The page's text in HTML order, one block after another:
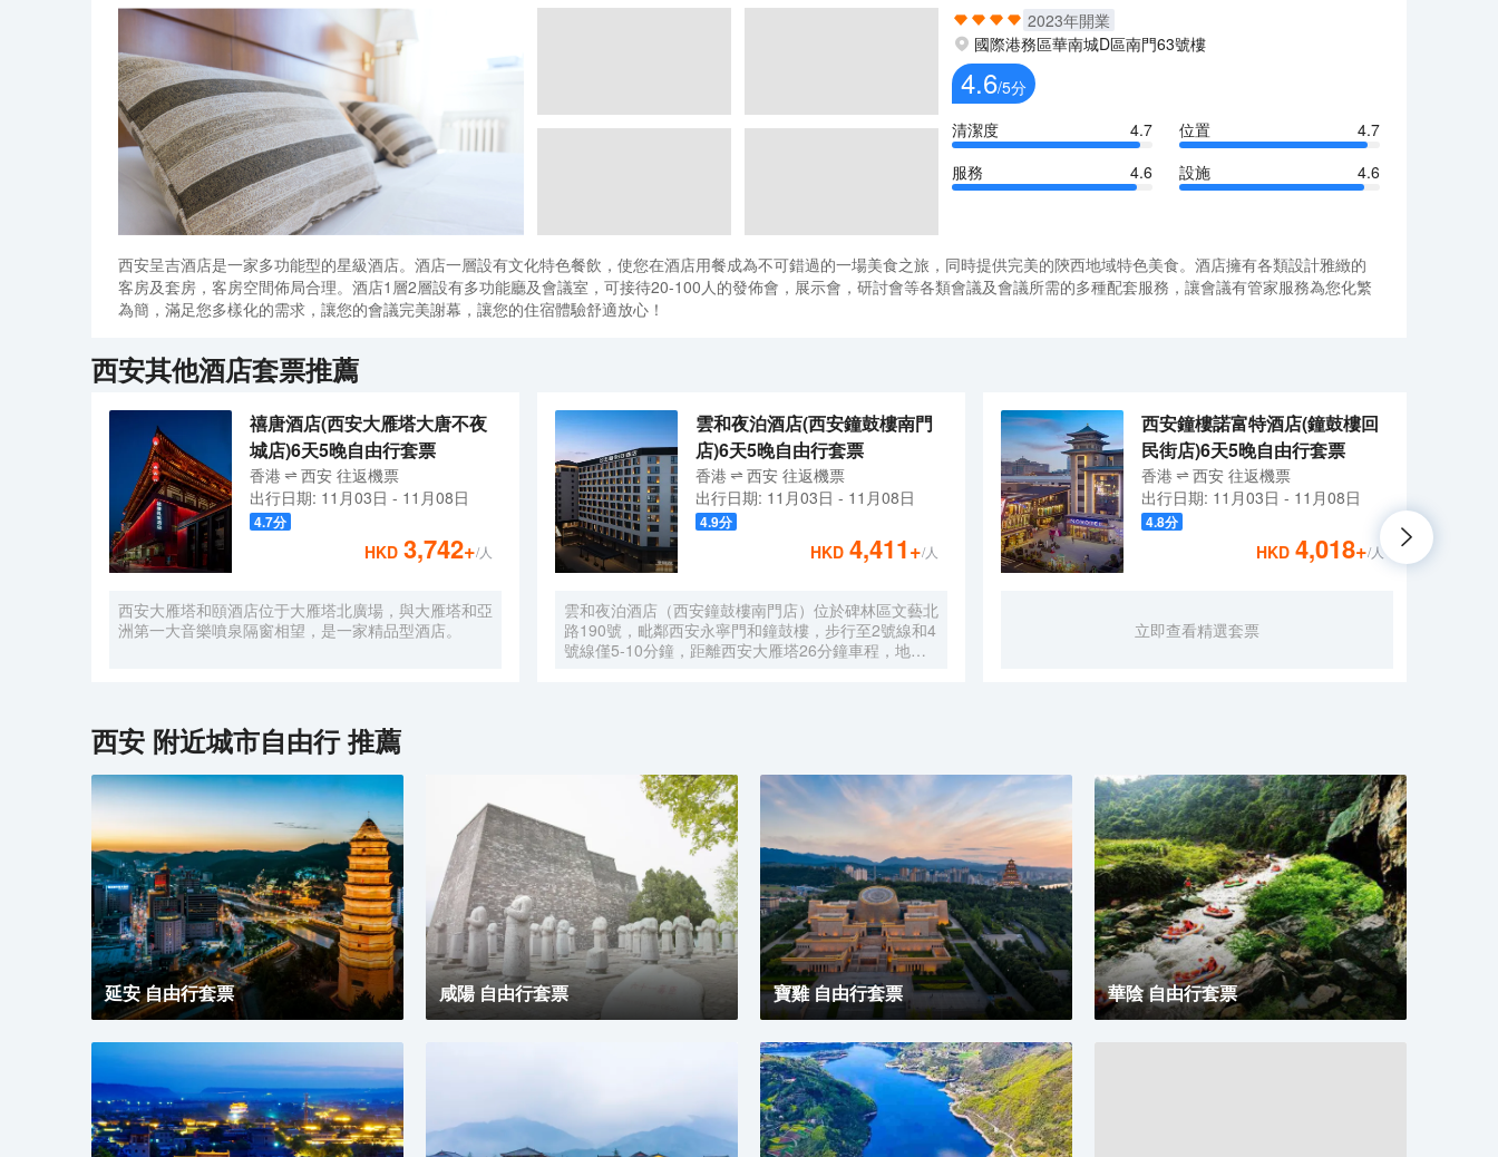
2023年開業
國際港務區華南城D區南門63號樓
4.6/5分
清潔度
4.7 位置
4.7
服務
4.6 設施 4.6
西安呈吉酒店是一家多功能型的星級酒店。酒店一層設有文化特色餐飲，使您在酒店用餐成為不可錯過的一場美食之旅，同時提供完美的陝西地域特色美食。酒店擁有各類設計雅緻的
客房及套房，客房空間佈局合理。酒店1層2層設有多功能廳及會議室，可接待20-100人的發佈會，展示會，研討會等各類會議及會議所需的多種配套服務，讓會議有管家服務為您化繁
為簡，滿足您多樣化的需求，讓您的會議完美謝幕，讓您的住宿體驗舒適放心！
西安其他酒店套票推薦
禧唐酒店(西安大雁塔大唐不夜
城店)6天5晚自由行套票
香港 西安 往返機票
出行日期: 11月03日 - 11月08日
4.7分
HKD 3,742+/人
西安大雁塔和頤酒店位于大雁塔北廣場，與大雁塔和亞
洲第一大音樂噴泉隔窗相望，是一家精品型酒店。
雲和夜泊酒店(西安鐘鼓樓南門
店)6天5晚自由行套票
香港 西安 往返機票
出行日期: 11月03日 - 11月08日
4.9分
HKD 4,411+/人
雲和夜泊酒店（西安鐘鼓樓南門店）位於碑林區文藝北
路190號，毗鄰西安永寧門和鐘鼓樓，步行至2號線和4
號線僅5-10分鐘，距離西安大雁塔26分鐘車程，地理
心。所有客房均採用西安當地高檔優質床品、全套草本
精華洗浴用品供客人使用；網絡方面配備百兆高速光
纖、WIFI全覆蓋，致力於為客人提供舒適便捷的住宿
體驗環境！
西安鐘樓諾富特酒店(鐘鼓樓回
民街店)6天5晚自由行套票
香港 西安 往返機票
出行日期: 11月03日 - 11月08日
4.8分
HKD 4,018+/人
立即查看精選套票
西安 附近城市自由行 推薦
延安 自由行套票 咸陽 自由行套票 寶雞 自由行套票 華陰 自由行套票